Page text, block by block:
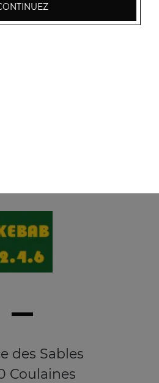
des Sables
Coulaines